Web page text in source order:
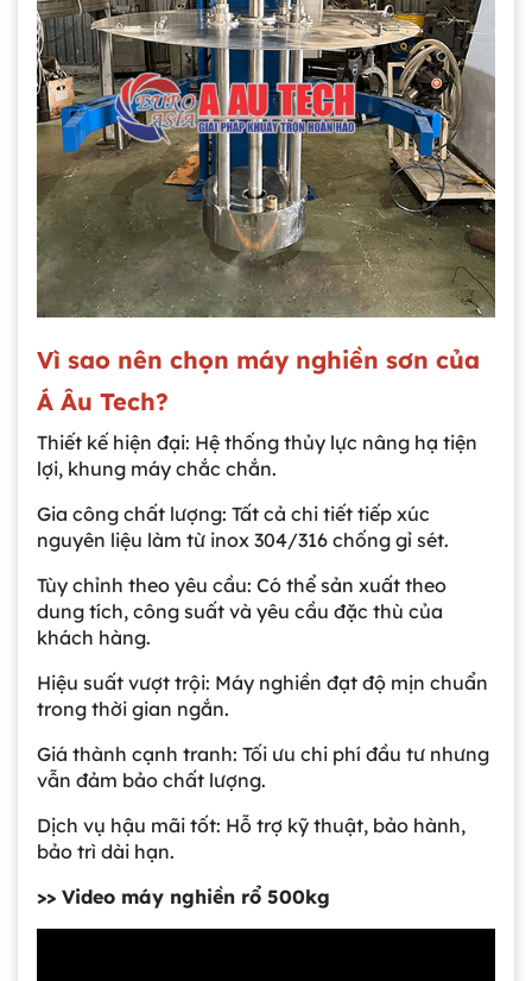
Vì sao nên chọn máy nghiền sơn của
Á Âu Tech?
Thiết kế hiện đại: Hệ thống thủy lực nâng hạ tiện
lợi, khung máy chắc chắn.
Gia công chất lượng: Tất cả chi tiết tiếp xúc
nguyên liệu làm từ inox 304/316 chống gỉ sét.
Tùy chỉnh theo yêu cầu: Có thể sản xuất theo
dung tích, công suất và yêu cầu đặc thù của
khách hàng.
Hiệu suất vượt trội: Máy nghiền đạt độ mịn chuẩn
trong thời gian ngắn.
Giá thành cạnh tranh: Tối ưu chi phí đầu tư nhưng
vẫn đảm bảo chất lượng.
Dịch vụ hậu mãi tốt: Hỗ trợ kỹ thuật, bảo hành,
bảo trì dài hạn.
>> Video máy nghiền rổ 500kg